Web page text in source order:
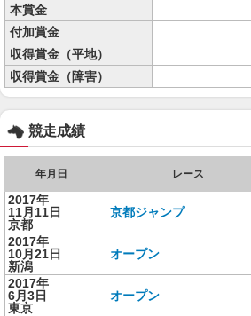
本賞金
付加賞金
収得賞金（平地）
収得賞金（障害）
競走成績
年月日 レース
2017年
11月11日
京都
京都ジャンプ
2017年
10月21日
新潟
オープン
2017年
6月3日
東京
オープン